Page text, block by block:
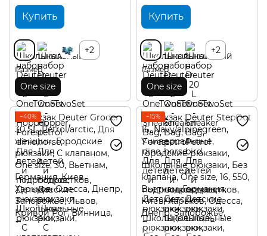
Купить
+2
Размер
One size
Купить
+2
Размер
One size
−40% −15%
1